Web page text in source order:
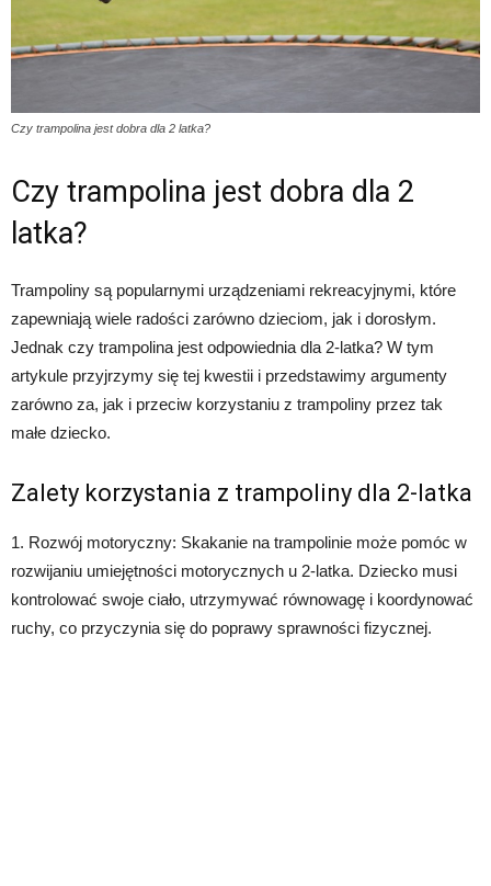
Czy trampolina jest dobra dla 2 latka?
Czy trampolina jest dobra dla 2
latka?
Trampoliny są popularnymi urządzeniami rekreacyjnymi, które
zapewniają wiele radości zarówno dzieciom, jak i dorosłym.
Jednak czy trampolina jest odpowiednia dla 2-latka? W tym
artykule przyjrzymy się tej kwestii i przedstawimy argumenty
zarówno za, jak i przeciw korzystaniu z trampoliny przez tak
małe dziecko.
Zalety korzystania z trampoliny dla 2-latka
1. Rozwój motoryczny: Skakanie na trampolinie może pomóc w
rozwijaniu umiejętności motorycznych u 2-latka. Dziecko musi
kontrolować swoje ciało, utrzymywać równowagę i koordynować
ruchy, co przyczynia się do poprawy sprawności fizycznej.